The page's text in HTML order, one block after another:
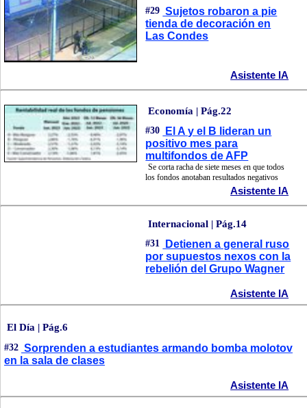
#29 Sujetos robaron a pie
tienda de decoración en
Las Condes
Asistente IA
Economía | Pág.22
#30
El A y el B lideran un
positivo mes para
multifondos de AFP
Se corta racha de siete meses en que todos
los fondos anotaban resultados negativos
Asistente IA
Internacional | Pág.14
#31
Detienen a general ruso
por supuestos nexos con la
rebelión del Grupo Wagner
Asistente IA
El Día | Pág.6
#32 Sorprenden a estudiantes armando bomba molotov
en la sala de clases
Asistente IA